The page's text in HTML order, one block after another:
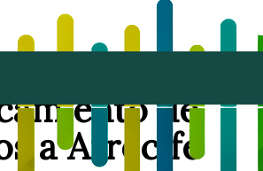
de
a Arrecife